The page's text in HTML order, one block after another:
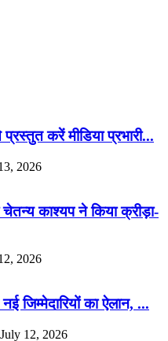
करें मीडिया प्रभारी...
2026
चेतन्य काश्यप ने किया क्रीड़ा-
2026
जिम्मेदारियों का ऐलान, ...
July 12, 2026